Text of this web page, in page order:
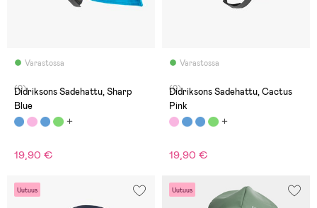
Varastossa
(0)
Didriksons Sadehattu, Sharp
Blue
19,90 €
Varastossa
(0)
Didriksons Sadehattu, Cactus
Pink
19,90 €
Uutuus Uutuus